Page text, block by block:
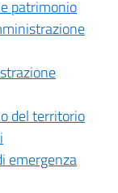
patrimonio
del territorio
emergenza